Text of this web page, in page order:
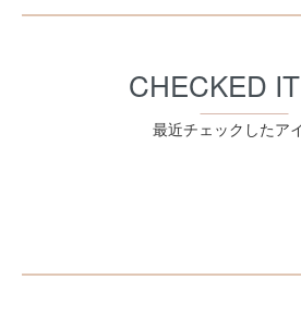
CHECKED
最近チェックしたア